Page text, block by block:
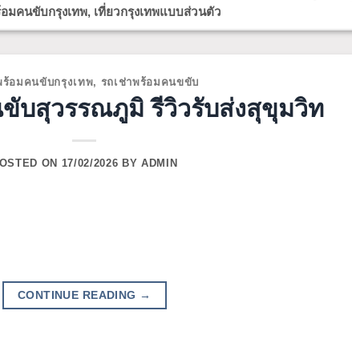
อมคนขับกรุงเทพ, เที่ยวกรุงเทพแบบส่วนตัว
ร้อมคนขับกรุงเทพ, รถเช่าพร้อมคนขขับ
บสุวรรณภูมิ รีวิวรับส่งสุขุมวิท
ON 17/02/2026 BYADMIN
CONTINUE READING →